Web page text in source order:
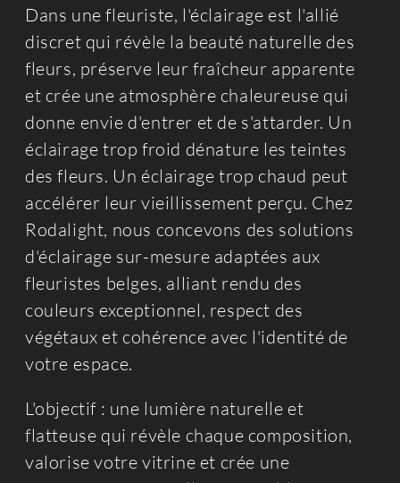
Dans une fleuriste, l'éclairage est l'allié
discret qui révèle la beauté naturelle des
fleurs, préserve leur fraîcheur apparente
et crée une atmosphère chaleureuse qui
donne envie d'entrer et de s'attarder. Un
éclairage trop froid dénature les teintes
des fleurs. Un éclairage trop chaud peut
accélérer leur vieillissement perçu. Chez
Rodalight, nous concevons des solutions
d'éclairage sur-mesure adaptées aux
fleuristes belges, alliant rendu des
couleurs exceptionnel, respect des
végétaux et cohérence avec l'identité de
votre espace.
L'objectif : une lumière naturelle et
flatteuse qui révèle chaque composition,
valorise votre vitrine et crée une